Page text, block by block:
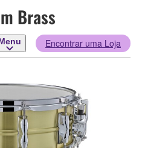
Brass
Encontrar uma Loja